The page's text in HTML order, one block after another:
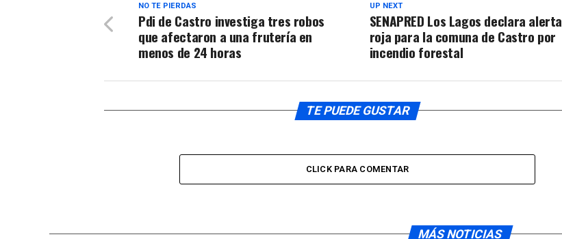
UP NEXT
SENAPRED Los Lagos declara alerta
roja para la comuna de Castro por
incendio forestal
NO TE PIERDAS
Pdi de Castro investiga tres robos
que afectaron a una frutería en
menos de 24 horas
TE PUEDE GUSTAR
CLICK PARA COMENTAR
MÁS NOTICIAS